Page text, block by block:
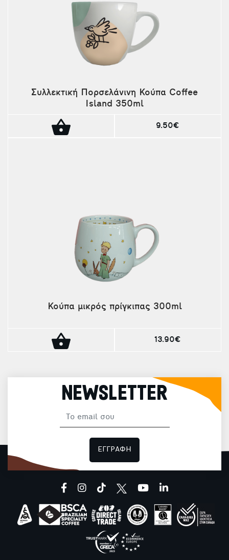
Συλλεκτική Πορσελάνινη Κούπα Coffee
Island 350ml
9.50€
Κούπα μικρός πρίγκιπας 300ml
13.90€
NEWSLETTER
ΕΓΓΡΑΦΗ
facebook
instagram
tiktok youtubelinkedin